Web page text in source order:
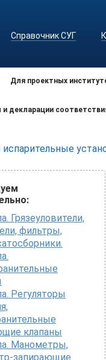
Справочник СУГ
Для проектных
декларации
испарительные
Грязеуловители,
фильтры,
Регуляторы
клапаны
Манометры,
запирающие